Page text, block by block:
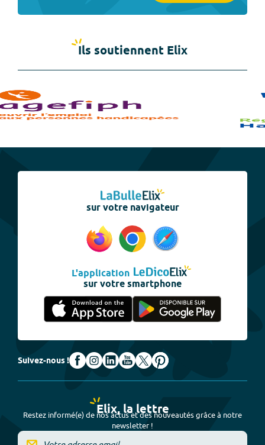
Ils soutiennent Elix
sur votre navigateur
L'application
sur votre smartphone
Suivez-nous !
Elix, la lettre
Restez informé(e) de nos actus et des nouveautés grâce à notre
newsletter !